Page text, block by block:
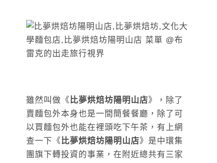
雖然叫做《比夢烘焙坊陽明山店》，除了
賣麵包外本身也是一間簡餐餐廳，除了可
以買麵包外也能在裡頭吃下午茶，有上網
查一下《比夢烘焙坊陽明山店》是中環集
團旗下轉投資的事業，在附近總共有三家